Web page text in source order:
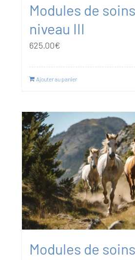
Modules de
niveau III
625.00€
Ajouter au panier
Modules de